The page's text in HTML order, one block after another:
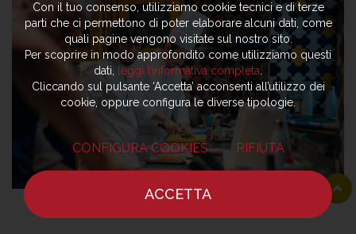
Con il tuo consenso, utilizziamo cookie tecnici e di terze
parti che ci permettono di poter elaborare alcuni dati, come
quali pagine vengono visitate sul nostro sito.
Per scoprire in modo approfondito come utilizziamo questi
dati,
leggi l’informativa completa
Cliccando sul pulsante ‘Accetta’ acconsenti all’utilizzo dei
cookie, oppure configura le diverse tipologie.
CONFIGURA COOKIES RIFIUTA
ACCETTA